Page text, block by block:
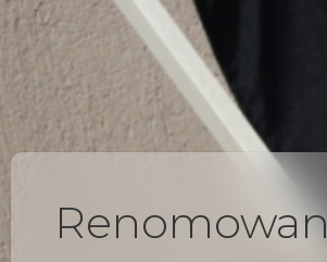
Szeroka